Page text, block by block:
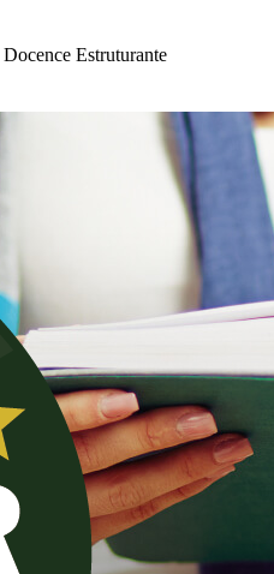
Estruturante